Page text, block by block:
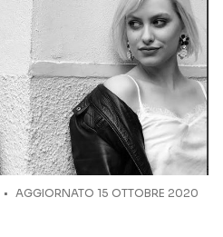
AGGIORNATO 15 OTTOBRE 2020